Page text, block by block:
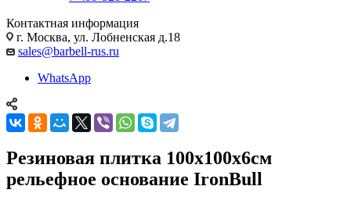
Контактная информация
г. Москва, ул. Лобненская д.18
sales@barbell-rus.ru
WhatsApp
Резиновая плитка 100х100х6см
рельефное основание IronBull